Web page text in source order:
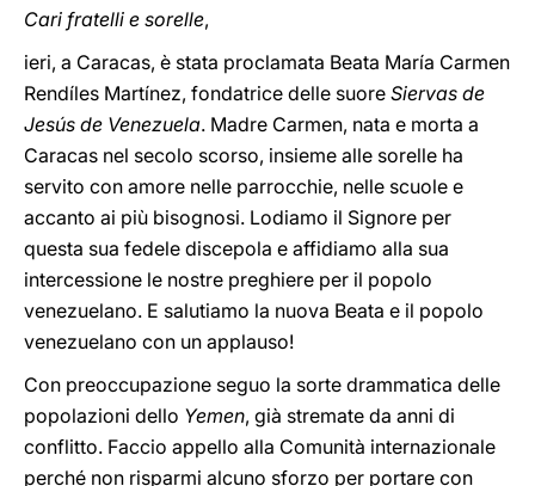
Cari fratelli e sorelle,
ieri, a Caracas, è stata proclamata Beata María Carmen
Rendíles Martínez, fondatrice delle suore Siervas de
Jesús de Venezuela. Madre Carmen, nata e morta a
Caracas nel secolo scorso, insieme alle sorelle ha
servito con amore nelle parrocchie, nelle scuole e
accanto ai più bisognosi. Lodiamo il Signore per
questa sua fedele discepola e affidiamo alla sua
intercessione le nostre preghiere per il popolo
venezuelano. E salutiamo la nuova Beata e il popolo
venezuelano con un applauso!
Con preoccupazione seguo la sorte drammatica delle
popolazioni dello Yemen, già stremate da anni di
conflitto. Faccio appello alla Comunità internazionale
perché non risparmi alcuno sforzo per portare con